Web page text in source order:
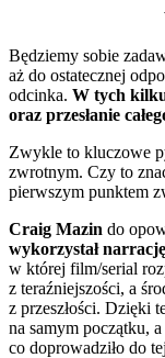
Będziemy sobie
aż do ostatecznej
odcinka. W tych
oraz przesłanie
Zwykle to kluczowe
zwrotnym. Czy to
pierwszym punktem
Craig Mazin do
wykorzystał
w której film/serial
z teraźniejszości, a
z przeszłości. Dzięki
na samym początku,
co doprowadziło do